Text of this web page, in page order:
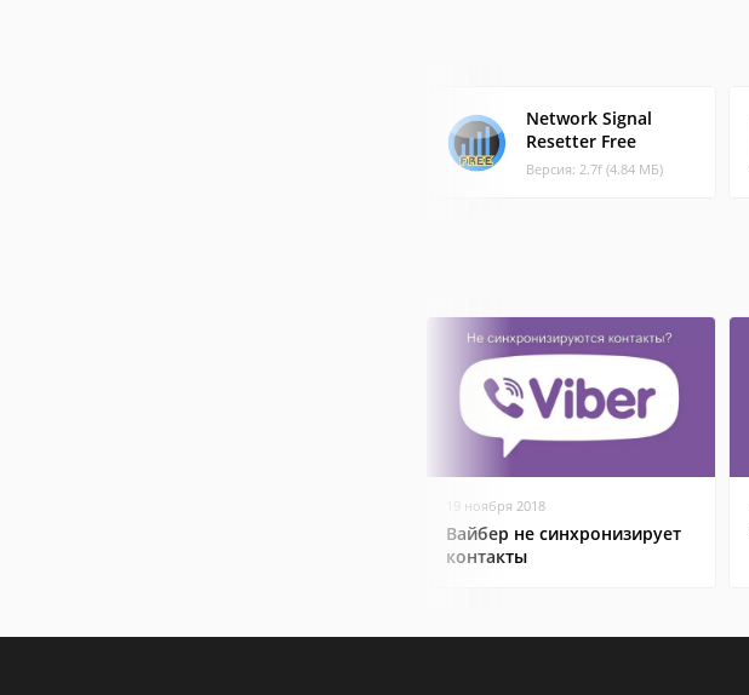
Network Signal
Resetter Free
Версия: 2.7f (4.84 МБ)
19 ноября 2018
Вайбер не синхронизирует
контакты